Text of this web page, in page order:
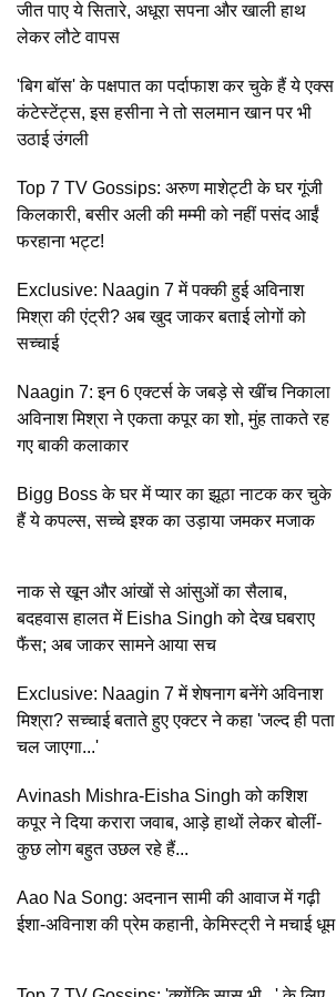
जीत पाए ये सितारे, अधूरा सपना और खाली हाथ
लेकर लौटे वापस
'बिग बॉस' के पक्षपात का पर्दाफाश कर चुके हैं ये एक्स
कंटेस्टेंट्स, इस हसीना ने तो सलमान खान पर भी
उठाई उंगली
Top 7 TV Gossips: अरुण माशेट्टी के घर गूंजी
किलकारी, बसीर अली की मम्मी को नहीं पसंद आईं
फरहाना भट्ट!
Exclusive: Naagin 7 में पक्की हुई अविनाश
मिश्रा की एंट्री? अब खुद जाकर बताई लोगों को
सच्चाई
Naagin 7: इन 6 एक्टर्स के जबड़े से खींच निकाला
अविनाश मिश्रा ने एकता कपूर का शो, मुंह ताकते रह
गए बाकी कलाकार
Bigg Boss के घर में प्यार का झूठा नाटक कर चुके
हैं ये कपल्स, सच्चे इश्क का उड़ाया जमकर मजाक
नाक से खून और आंखों से आंसुओं का सैलाब,
बदहवास हालत में Eisha Singh को देख घबराए
फैंस; अब जाकर सामने आया सच
Exclusive: Naagin 7 में शेषनाग बनेंगे अविनाश
मिश्रा? सच्चाई बताते हुए एक्टर ने कहा 'जल्द ही पता
चल जाएगा...'
Avinash Mishra-Eisha Singh को कशिश
कपूर ने दिया करारा जवाब, आड़े हाथों लेकर बोलीं-
कुछ लोग बहुत उछल रहे हैं...
Aao Na Song: अदनान सामी की आवाज में गढ़ी
ईशा-अविनाश की प्रेम कहानी, केमिस्ट्री ने मचाई धूम